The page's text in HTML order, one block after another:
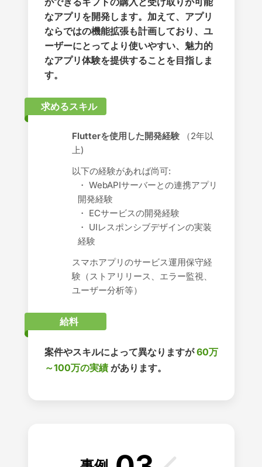
なアプリを開発します。加えて、アプリ
ならではの機能拡張も計画しており、ユ
ーザーにとってより使いやすい、魅力的
なアプリ体験を提供することを目指しま
す。
求めるスキル
Flutterを使用した開発経験
（2年以
上)
以下の経験があれば尚可:
・ WebAPIサーバーとの連携アプリ
開発経験
・ ECサービスの開発経験
・ UIレスポンシブデザインの実装
経験
スマホアプリのサービス運用保守経
験（ストアリリース、エラー監視、
ユーザー分析等）
給料
案件やスキルによって異なりますが60万
～100万の実績 があります。